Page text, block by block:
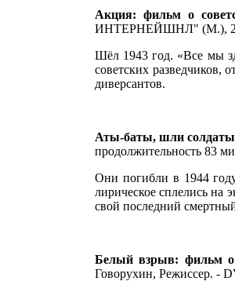
Акция: фильм о
ИНТЕРНЕЙШНЛ" (М.),
Шёл 1943 год. «Все мы
советских разведчиков,
диверсантов.
Аты-баты, шли
продолжительность 83
Они погибли в 1944
лирическое сплелись на
свой последний
Белый взрыв: фильм о
Говорухин, Режиссер. -